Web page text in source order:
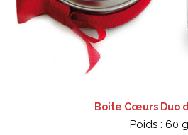
Boite Cœurs Duo
Poids : 60 g